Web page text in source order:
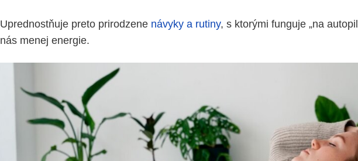
Uprednostňuje preto prirodzene návyky a rutiny, s ktorými funguje „na
nás menej energie.